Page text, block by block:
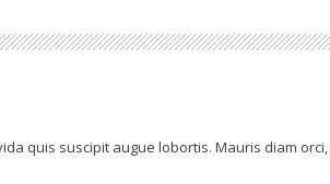
quis suscipit augue lobortis. Mauris diam orci,